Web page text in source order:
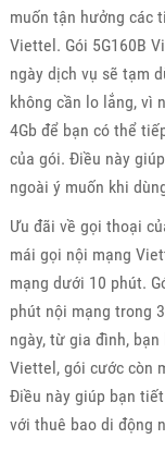
muốn tận hưởng các
Viettel. Gói 5G160B
ngày dịch vụ sẽ tạm
không cần lo lắng, vì
4Gb để bạn có thể
của gói. Điều này
ngoài ý muốn khi
Ưu đãi về gọi thoại
mái gọi nội mạng
mạng dưới 10 phút.
phút nội mạng trong
ngày, từ gia đình,
Viettel, gói cước còn
Điều này giúp bạn
với thuê bao di động